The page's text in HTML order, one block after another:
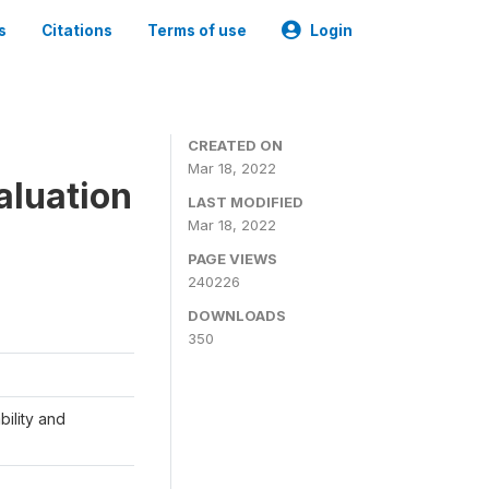
Citations Terms of use Login
and
CREATED ON
Mar 18, 2022
LAST MODIFIED
Mar 18, 2022
PAGE VIEWS
240226
DOWNLOADS
350